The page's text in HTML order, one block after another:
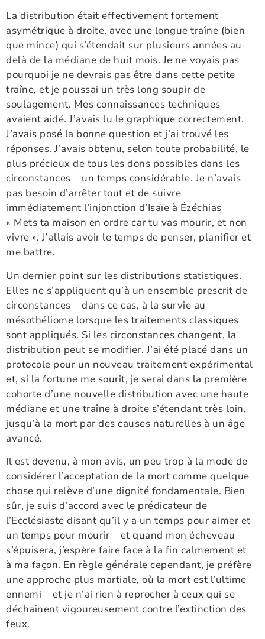
La distribution était effectivement fortement
asymétrique à droite, avec une longue traîne (bien
que mince) qui s’étendait sur plusieurs années au-
delà de la médiane de huit mois. Je ne voyais pas
pourquoi je ne devrais pas être dans cette petite
traîne, et je poussai un très long soupir de
soulagement. Mes connaissances techniques
avaient aidé. J’avais lu le graphique correctement.
J’avais posé la bonne question et j’ai trouvé les
réponses. J’avais obtenu, selon toute probabilité, le
plus précieux de tous les dons possibles dans les
circonstances – un temps considérable. Je n’avais
pas besoin d’arrêter tout et de suivre
immédiatement l’injonction d’Isaïe à Ézéchias
« Mets ta maison en ordre car tu vas mourir, et non
vivre ». J’allais avoir le temps de penser, planifier et
me battre.
Un dernier point sur les distributions statistiques.
Elles ne s’appliquent qu’à un ensemble prescrit de
circonstances – dans ce cas, à la survie au
mésothéliome lorsque les traitements classiques
sont appliqués. Si les circonstances changent, la
distribution peut se modifier. J’ai été placé dans un
protocole pour un nouveau traitement expérimental
et, si la fortune me sourit, je serai dans la première
cohorte d’une nouvelle distribution avec une haute
médiane et une traîne à droite s’étendant très loin,
jusqu’à la mort par des causes naturelles à un âge
avancé.
Il est devenu, à mon avis, un peu trop à la mode de
considérer l’acceptation de la mort comme quelque
chose qui relève d’une dignité fondamentale. Bien
sûr, je suis d’accord avec le prédicateur de
l’Ecclésiaste disant qu’il y a un temps pour aimer et
un temps pour mourir – et quand mon écheveau
s’épuisera, j’espère faire face à la fin calmement et
à ma façon. En règle générale cependant, je préfère
une approche plus martiale, où la mort est l’ultime
ennemi – et je n’ai rien à reprocher à ceux qui se
déchainent vigoureusement contre l’extinction des
feux.